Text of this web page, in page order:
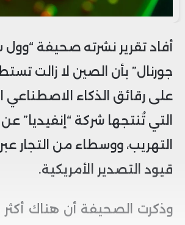
أفاد تقرير نشرته صحيفة “وول
جورنال” بأن الصين لا زالت
على رقائق الذكاء الاصطناعي
التي تُنتجها شركة “إنفيديا”
التهريب، ووسطاء من التجار عبر
قيود التصدير الأمريكية.